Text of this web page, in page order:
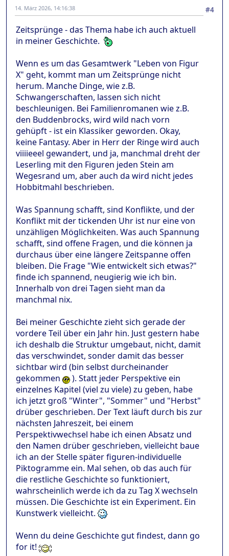
#4
14. März 2026, 14:16:38
Zeitsprünge - das Thema habe ich auch aktuell
in meiner Geschichte.
Wenn es um das Gesamtwerk "Leben von Figur
X" geht, kommt man um Zeitsprünge nicht
herum. Manche Dinge, wie z.B.
Schwangerschaften, lassen sich nicht
beschleunigen. Bei Familienromanen wie z.B.
den Buddenbrocks, wird wild nach vorn
gehüpft - ist ein Klassiker geworden. Okay,
keine Fantasy. Aber in Herr der Ringe wird auch
viiiieeel gewandert, und ja, manchmal dreht der
Leserling mit den Figuren jeden Stein am
Wegesrand um, aber auch da wird nicht jedes
Hobbitmahl beschrieben.
Was Spannung schafft, sind Konflikte, und der
Konflikt mit der tickenden Uhr ist nur eine von
unzähligen Möglichkeiten. Was auch Spannung
schafft, sind offene Fragen, und die können ja
durchaus über eine längere Zeitspanne offen
bleiben. Die Frage "Wie entwickelt sich etwas?"
finde ich spannend, neugierig wie ich bin.
Innerhalb von drei Tagen sieht man da
manchmal nix.
Bei meiner Geschichte zieht sich gerade der
vordere Teil über ein Jahr hin. Just gestern habe
ich deshalb die Struktur umgebaut, nicht, damit
das verschwindet, sonder damit das besser
sichtbar wird (bin selbst durcheinander
gekommen
). Statt jeder Perspektive ein
einzelnes Kapitel (viel zu viele) zu geben, habe
ich jetzt groß "Winter", "Sommer" und "Herbst"
drüber geschrieben. Der Text läuft durch bis zur
nächsten Jahreszeit, bei einem
Perspektivwechsel habe ich einen Absatz und
den Namen drüber geschrieben, vielleicht baue
ich an der Stelle später figuren-individuelle
Piktogramme ein. Mal sehen, ob das auch für
die restliche Geschichte so funktioniert,
wahrscheinlich werde ich da zu Tag X wechseln
müssen. Die Geschichte ist ein Experiment. Ein
Kunstwerk vielleicht.
Wenn du deine Geschichte gut findest, dann go
for it!